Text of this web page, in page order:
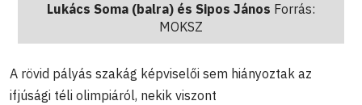
Lukács Soma (balra) és Sipos János Forrás:
MOKSZ
A rövid pályás szakág képviselői sem hiányoztak az
ifjúsági téli olimpiáról, nekik viszont